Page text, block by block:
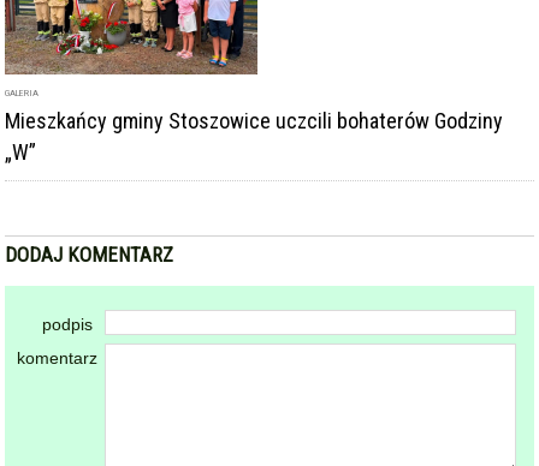
GALERIA
Mieszkańcy gminy Stoszowice uczcili bohaterów Godziny
„W”
DODAJ KOMENTARZ
podpis
komentarz